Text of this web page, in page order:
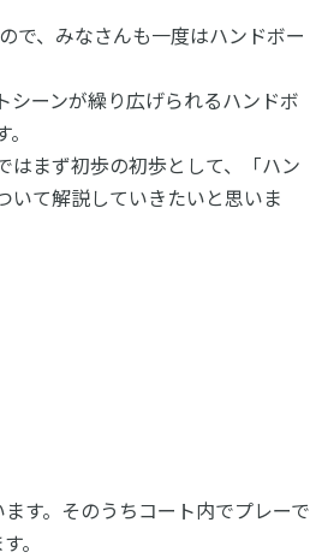
で、みなさんも一度はハンドボー
ーンが繰り広げられるハンドボ
はまず初歩の初歩として、「ハン
いて解説していきたいと思いま
す。そのうちコート内でプレーで
。